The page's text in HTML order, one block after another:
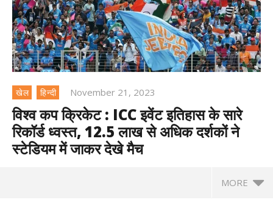
खेल हिन्दी November 21, 2023
विश्व कप क्रिकेट : ICC इवेंट इतिहास के सारे
रिकॉर्ड ध्वस्त, 12.5 लाख से अधिक दर्शकों ने
स्टेडियम में जाकर देखे मैच
MORE